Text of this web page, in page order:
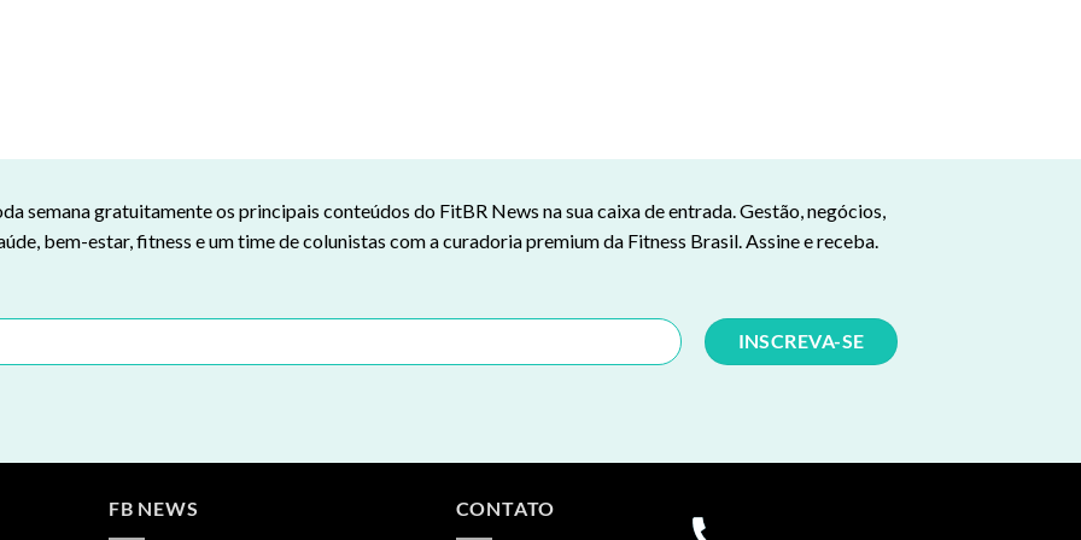
semana gratuitamente os principais conteúdos do FitBR News na sua caixa de entrada. Gestão, negócios,
bem-estar, fitness e um time de colunistas com a curadoria premium da Fitness Brasil. Assine e receba.
FB NEWS CONTATO